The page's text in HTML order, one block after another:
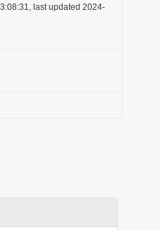
last updated 2024-